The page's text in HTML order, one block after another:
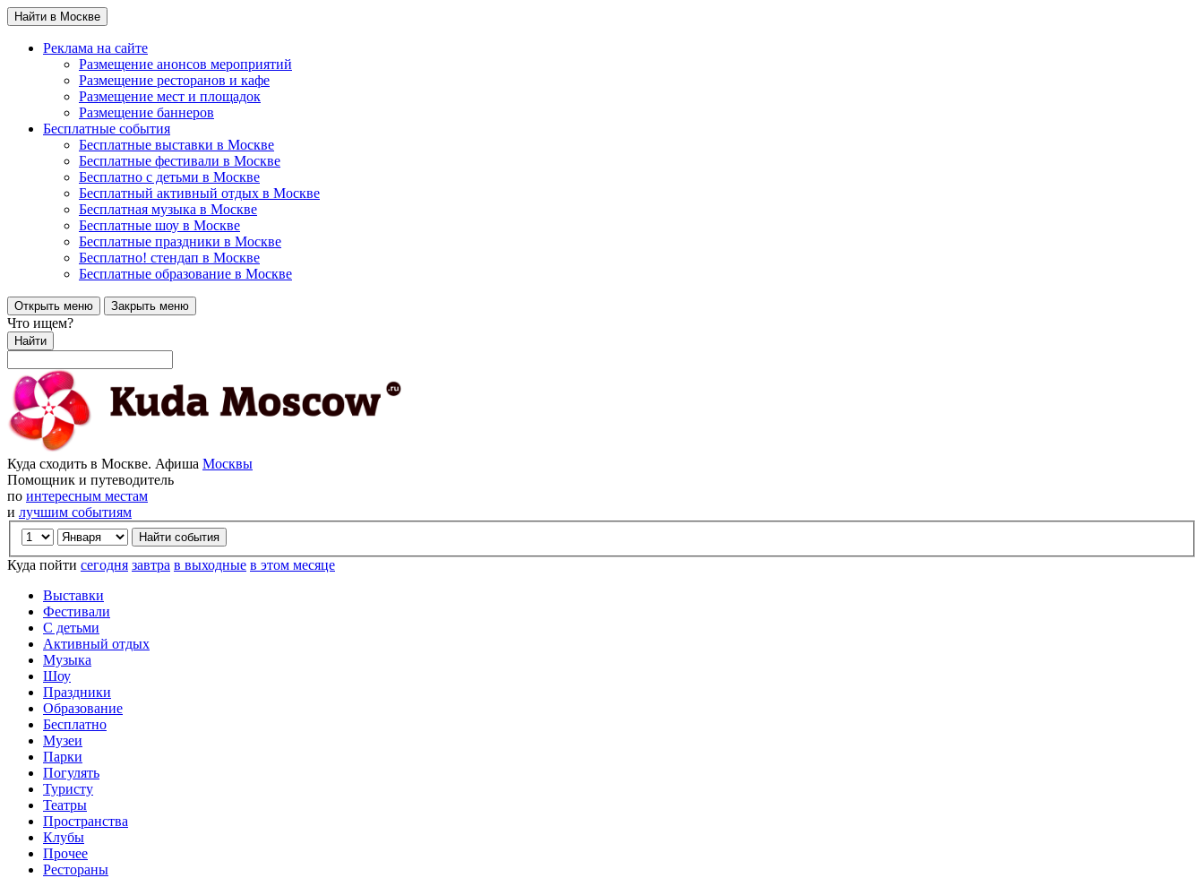
Найти в Москве
Реклама на сайте
Размещение анонсов мероприятий
Размещение ресторанов и кафе
Размещение мест и площадок
Размещение баннеров
Бесплатные события
Бесплатные выставки в Москве
Бесплатные фестивали в Москве
Бесплатно с детьми в Москве
Бесплатный активный отдых в Москве
Бесплатная музыка в Москве
Бесплатные шоу в Москве
Бесплатные праздники в Москве
Бесплатно! стендап в Москве
Бесплатные образование в Москве
Открыть меню Закрыть меню
Что ищем?
Найти
Куда сходить в Москве. Афиша Москвы
Помощник и путеводитель
по интересным местам
и лучшим событиям
Куда пойти сегодня завтра в выходные в этом месяце
Выставки
Фестивали
С детьми
Активный отдых
Музыка
Шоу
Праздники
Образование
Бесплатно
Музеи
Парки
Погулять
Туристу
Театры
Пространства
Клубы
Прочее
Рестораны